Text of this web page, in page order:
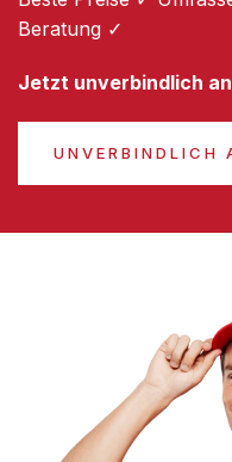
Beratung ✓
Jetzt unverbindlich
UNVERBINDLICH